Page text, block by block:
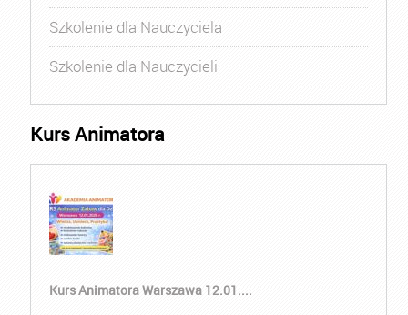
Szkolenie dla Nauczyciela
Szkolenie dla Nauczycieli
Kurs Animatora
Kurs Animatora Warszawa 12.01....